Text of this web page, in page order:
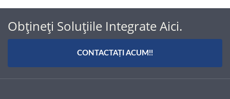
Obțineți Soluțiile Integrate Aici.
CONTACTAȚI ACUM!!